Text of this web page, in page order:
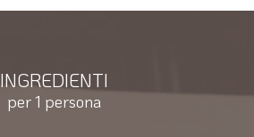
INGREDIENTI
per 1 persona